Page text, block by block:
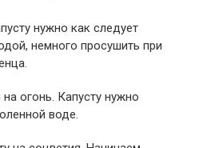
нужно как следует
немного просушить при
огонь. Капусту нужно
воде.